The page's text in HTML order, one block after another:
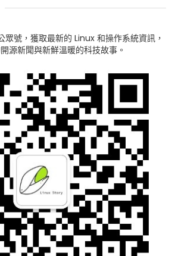
號，獲取最新的 Linux 和操作系統資訊，
源新聞與新鮮溫暖的科技故事。